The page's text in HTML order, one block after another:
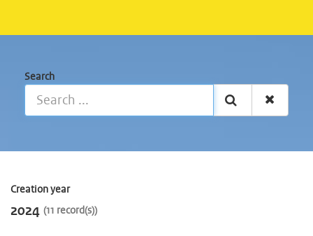
Search
Creation year
2024 11 record(s)